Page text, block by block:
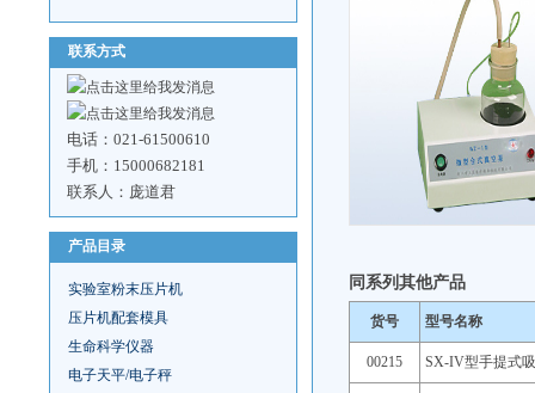
联系方式
电话：021-61500610
手机：15000682181
联系人：庞道君
产品目录
实验室粉末压片机
压片机配套模具
生命科学仪器
电子天平/电子秤
同系列其他产品
货号 型号名称
00215 SX-IV型手提式